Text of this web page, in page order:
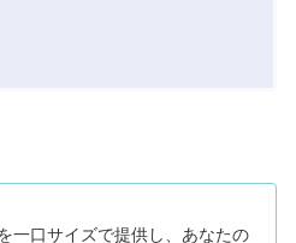
一口サイズで提供し、あなたの